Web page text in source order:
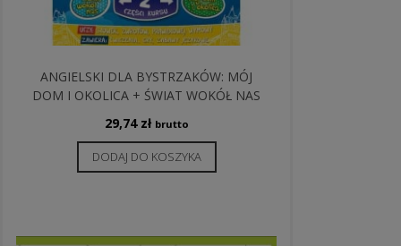
ANGIELSKI DLA BYSTRZAKÓW: MÓJ
DOM I OKOLICA + ŚWIAT WOKÓŁ NAS
29,74 zł brutto
DODAJ DO KOSZYKA